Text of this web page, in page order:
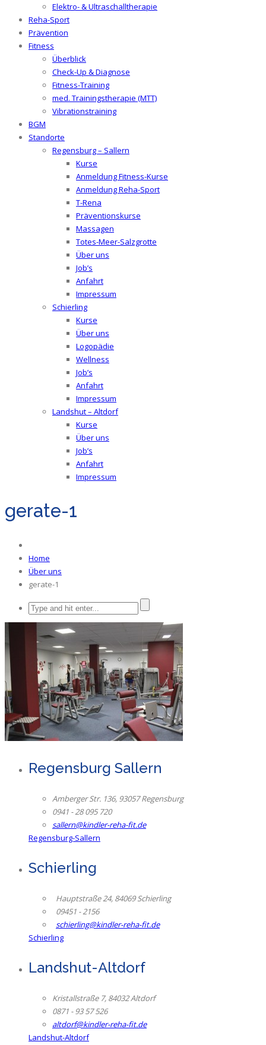
Elektro- & Ultraschalltherapie
Reha-Sport
Prävention
Fitness
Überblick
Check-Up & Diagnose
Fitness-Training
med. Trainingstherapie (MTT)
Vibrationstraining
BGM
Standorte
Regensburg – Sallern
Kurse
Anmeldung Fitness-Kurse
Anmeldung Reha-Sport
T-Rena
Präventionskurse
Massagen
Totes-Meer-Salzgrotte
Über uns
Job’s
Anfahrt
Impressum
Schierling
Kurse
Über uns
Logopädie
Wellness
Job’s
Anfahrt
Impressum
Landshut – Altdorf
Kurse
Über uns
Job’s
Anfahrt
Impressum
gerate-1
Home
Über uns
gerate-1
Regensburg Sallern
Amberger Str. 136, 93057 Regensburg
0941 - 28 095 720
sallern@kindler-reha-fit.de
Regensburg-Sallern
Schierling
Hauptstraße 24, 84069 Schierling
09451 - 2156
schierling@kindler-reha-fit.de
Schierling
Landshut-Altdorf
Kristallstraße 7, 84032 Altdorf
0871 - 93 57 526
altdorf@kindler-reha-fit.de
Landshut-Altdorf